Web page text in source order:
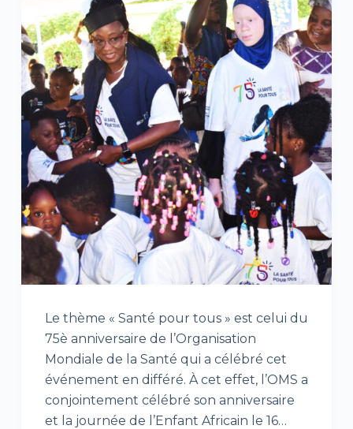
Le thème « Santé pour tous » est celui du
75è anniversaire de l’Organisation
Mondiale de la Santé qui a célébré cet
événement en différé. À cet effet, l’OMS a
conjointement célébré son anniversaire
et la journée de l’Enfant Africain le 16…